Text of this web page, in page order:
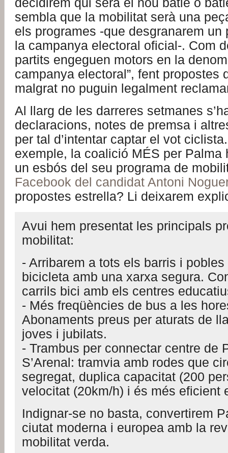
decidirem qui serà el nou batle o
sembla que la mobilitat serà una
els programes -que desgranarem un
la campanya electoral oficial-. Com
partits engeguen motors en la
campanya electoral”, fent propostes
malgrat no puguin legalment
Al llarg de les darreres setmanes
declaracions, notes de premsa i
per tal d’intentar captar el vot
exemple, la coalició MÉS per Palma
un esbós del seu programa de
Facebook del candidat Antoni
propostes estrella? Li deixarem
Avui hem presentat les principals
mobilitat:
- Arribarem a tots els barris i
bicicleta amb una xarxa segura.
carrils bici amb els centres
- Més freqüències de bus a les
Abonaments preus per aturats de
joves i jubilats.
- Trambus per connectar centre de
S’Arenal: tramvia amb rodes que
segregat, duplica capacitat (200
velocitat (20km/h) i és més eficient
Indignar-se no basta, convertirem
ciutat moderna i europea amb la
mobilitat verda.